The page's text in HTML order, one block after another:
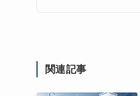
関連記事